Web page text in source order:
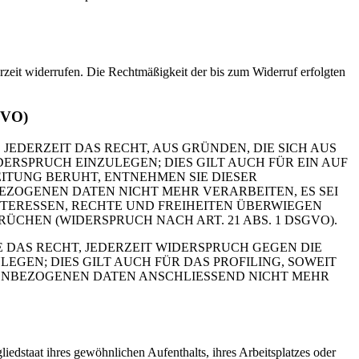
widerrufen. Die Rechtmäßigkeit der bis zum Widerruf erfolgten
DAS RECHT, AUS GRÜNDEN, DIE SICH AUS
EINZULEGEN; DIES GILT AUCH FÜR EIN AUF
BERUHT, ENTNEHMEN SIE DIESER
DATEN NICHT MEHR VERARBEITEN, ES SEI
RECHTE UND FREIHEITEN ÜBERWIEGEN
(WIDERSPRUCH NACH ART. 21 ABS. 1 DSGVO).
RECHT, JEDERZEIT WIDERSPRUCH GEGEN DIE
DIES GILT AUCH FÜR DAS PROFILING, SOWEIT
DATEN ANSCHLIESSEND NICHT MEHR
ihres gewöhnlichen Aufenthalts, ihres Arbeitsplatzes oder